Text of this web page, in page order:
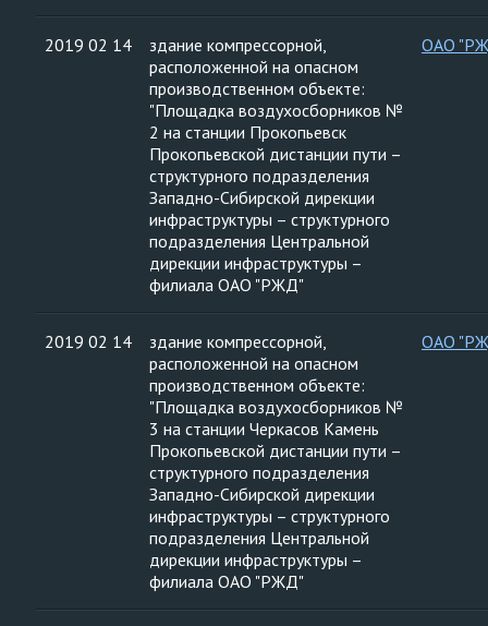
2019 02 14
здание компрессорной,
расположенной на опасном
производственном объекте:
"Площадка воздухосборников №
2 на станции Прокопьевск
Прокопьевской дистанции пути –
структурного подразделения
Западно-Сибирской дирекции
инфраструктуры – структурного
подразделения Центральной
дирекции инфраструктуры –
филиала ОАО "РЖД"
ОАО
2019 02 14
здание компрессорной,
расположенной на опасном
производственном объекте:
"Площадка воздухосборников №
3 на станции Черкасов Камень
Прокопьевской дистанции пути –
структурного подразделения
Западно-Сибирской дирекции
инфраструктуры – структурного
подразделения Центральной
дирекции инфраструктуры –
филиала ОАО "РЖД"
ОАО